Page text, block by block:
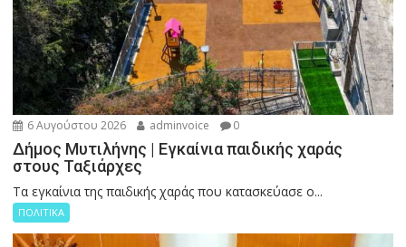
6 Αυγούστου 2026 adminvoice 0
Δήμος Μυτιλήνης | Εγκαίνια παιδικής χαράς
στους Ταξιάρχες
Tα εγκαίνια της παιδικής χαράς που κατασκεύασε ο...
ΠΟΛΙΤΙΚΑ